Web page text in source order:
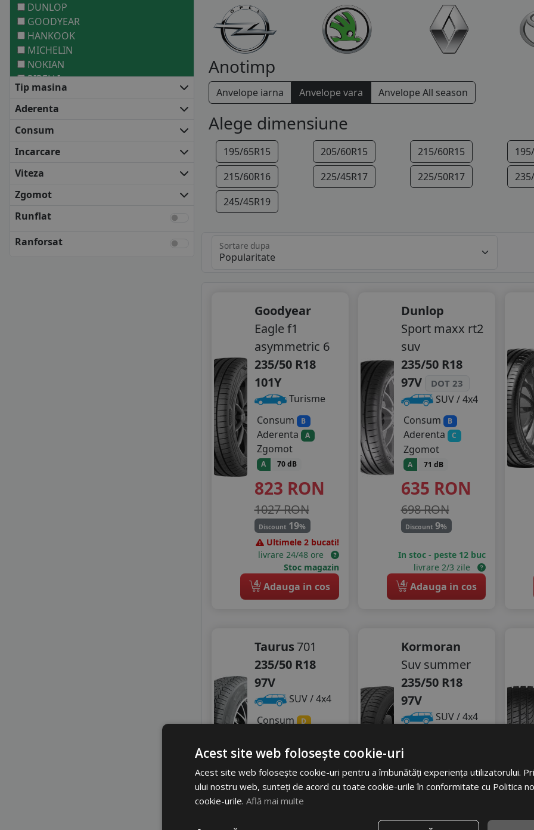
DUNLOP
GOODYEAR
HANKOOK
MICHELIN
NOKIAN
PIRELLI
ANVELOPE MEDII
BARUM
FALKEN
FIRESTONE
KLEBER
KUMHO
NEXEN
SEMPERIT
Tip masina
Aderenta
Consum
Incarcare
Viteza
Zgomot
Runflat
Ranforsat
Anotimp
Anvelope iarna Anvelope vara Anvelope All season
Alege dimensiune
195/65R15 205/60R15 215/60R15
215/60R16
225/45R17 225/50R17
245/45R19
Sortare dupa
Goodyear
Eagle f1
asymmetric 6
235/50 R18
101Y
Turisme
Consum
B
Aderenta A
Zgomot
A 70 dB
823 RON
1027 RON
Discount 19%
Ultimele 2 bucati!
livrare 24/48 ore
Stoc magazin
4 Adauga in cos
Dunlop
Sport maxx rt2
suv
235/50 R18
97V
DOT 23
SUV / 4x4
Consum
B
Aderenta C
Zgomot
A 71 dB
635 RON
698 RON
Discount9%
In stoc - peste 12 buc
livrare 2/3 zile
4 Adauga in cos
Taurus 701
235/50 R18
97V
SUV / 4x4
Consum
D
Zgomot
544RON
597 RON
Kormoran
Suv summer
235/50 R18
97V
SUV / 4x4
Aderenta
Zgomot
A 69 dB
Acest site web folosește cookie-uri
Acest site web folosește cookie-uri pentru a îmbunătăți experiența utilizatorului.
ului nostru web, sunteți de acord cu toate cookie-urile în conformitate cu Politica
cookie-urile. Află mai multe